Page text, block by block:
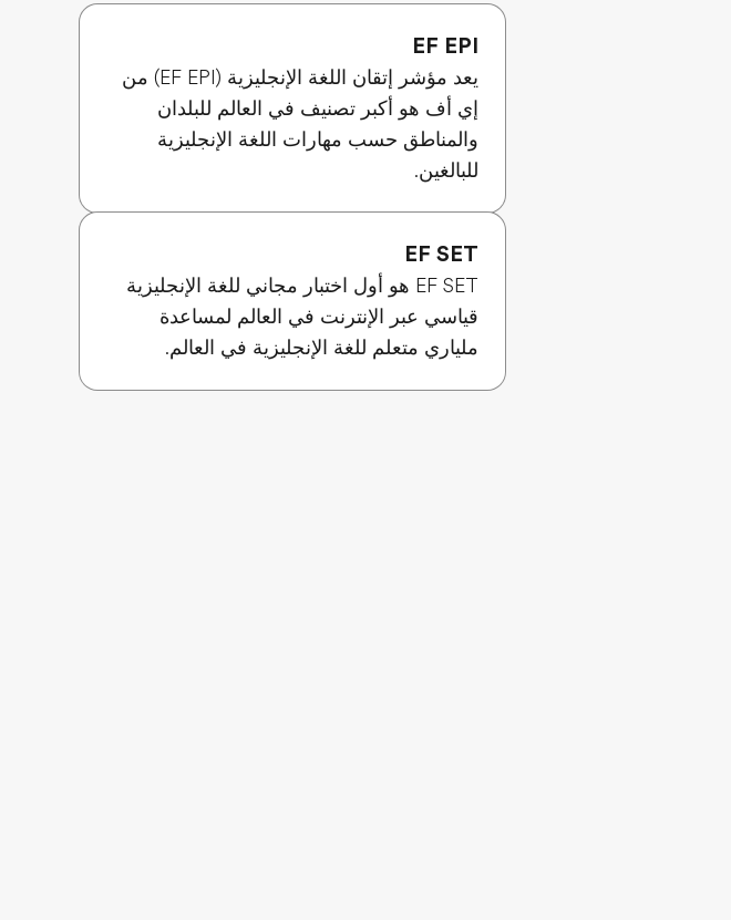
EF EPI
يعد مؤشر إتقان اللغة الإنجليزية (EF EPI) من
إي أف هو أكبر تصنيف في العالم للبلدان
والمناطق حسب مهارات اللغة الإنجليزية
للبالغين.
EF SET
EF SET هو أول اختبار مجاني للغة الإنجليزية
قياسي عبر الإنترنت في العالم لمساعدة
ملياري متعلم للغة الإنجليزية في العالم.